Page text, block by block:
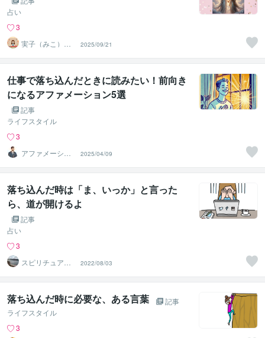
占い
3
実子（みこ）✨
未来好転セラピ
ーカフェ
2025/09/21
仕事で落ち込んだときに読みたい！前向き
になるアファメーション5選
記事
ライフスタイル
3
アファメーショ
ンケアラー石塚
2025/04/09
落ち込んだ時は「ま、いっか」と言った
ら、道が開けるよ
記事
占い
3
スピリチュアル
カウンセラー沙
耶美
2022/08/03
落ち込んだ時に必要な、ある言葉
記事
ライフスタイル
3